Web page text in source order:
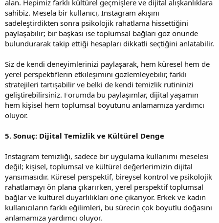
alan. Hepimiz farklı kültürel geçmişlere ve dijital alışkanlıklara
sahibiz. Mesela bir kullanıcı, Instagram akışını
sadeleştirdikten sonra psikolojik rahatlama hissettiğini
paylaşabilir; bir başkası ise toplumsal bağları göz önünde
bulundurarak takip ettiği hesapları dikkatli seçtiğini anlatabilir.
Siz de kendi deneyimlerinizi paylaşarak, hem küresel hem de
yerel perspektiflerin etkileşimini gözlemleyebilir, farklı
stratejileri tartışabilir ve belki de kendi temizlik rutininizi
geliştirebilirsiniz. Forumda bu paylaşımlar, dijital yaşamın
hem kişisel hem toplumsal boyutunu anlamamıza yardımcı
oluyor.
5. Sonuç: Dijital Temizlik ve Kültürel Denge
Instagram temizliği, sadece bir uygulama kullanımı meselesi
değil; kişisel, toplumsal ve kültürel değerlerimizin dijital
yansımasıdır. Küresel perspektif, bireysel kontrol ve psikolojik
rahatlamayı ön plana çıkarırken, yerel perspektif toplumsal
bağlar ve kültürel duyarlılıkları öne çıkarıyor. Erkek ve kadın
kullanıcıların farklı eğilimleri, bu sürecin çok boyutlu doğasını
anlamamıza yardımcı oluyor.